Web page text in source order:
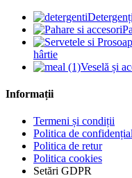
Detergenți
hârtie
Veselă și
Informații
Termeni și condiții
Politica de
Politica de retur
Politica cookies
Setări GDPR